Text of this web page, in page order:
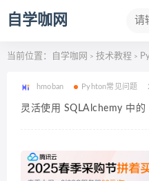
自学咖网
当前位置： 自学咖网 > 技术教程 >
hmoban Pyhton常见问题
灵活使用 SQLAlchemy 中的